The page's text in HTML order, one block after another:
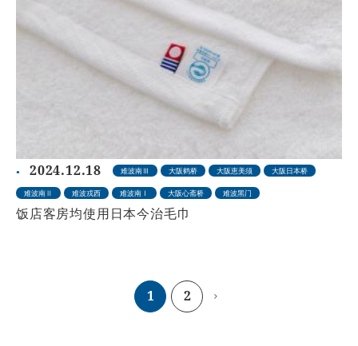
2024.12.18 难波南Ⅲ 大阪鹤桥 大阪恵美须 大阪日本桥
难波南Ⅱ 难波戎西 难波南Ⅰ 大阪心斋桥 难波黑门
饭店客房均使用日本今治毛巾
1 2